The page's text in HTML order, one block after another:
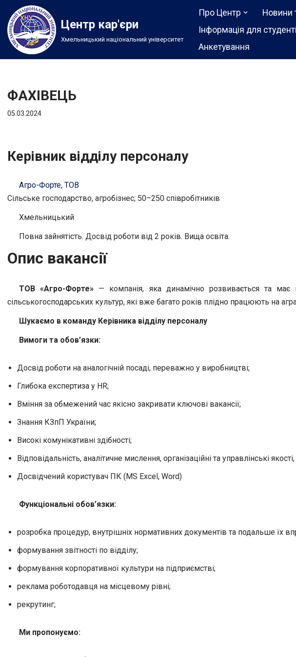
Перейти
до
вмісту
Центр кар'єри
Хмельницький національний університет
Про Центр Новини
Інформація для
Анкетування
ФАХІВЕЦЬ
05.03.2024
Керівник відділу персоналу
Агро-Форте, ТОВ
Сільське господарство, агробізнес; 50–250 співробітників
Хмельницький
Повна зайнятість. Досвід роботи від 2 років. Вища освіта.
Опис вакансії
ТОВ «Агро-Форте» — компанія, яка динамічно розвивається та має
сільськогосподарських культур, які вже багато років плідно працюють на
Шукаємо в команду Керівника відділу персоналу
Вимоги та обов’язки:
Досвід роботи на аналогічній посаді, переважно у виробництві;
Глибока експертиза у HR;
Вміння за обмежений час якісно закривати ключові вакансії;
Знання КЗпП України;
Високі комунікативні здібності;
Відповідальність, аналітичне мислення, організаційні та управлінські
Досвідчений користувач ПК (MS Excel, Word)
Функціональні обов’язки:
розробка процедур, внутрішніх нормативних документів та подальше їх
формування звітності по відділу;
формування корпоративної культури на підприємстві;
реклама роботодавця на місцевому рівні;
рекрутинг;
Ми пропонуємо: